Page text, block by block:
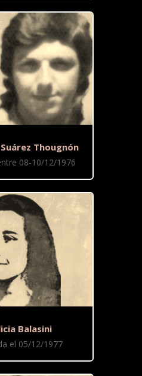
Thougnón
08-10/12/1976
Balasini
el 05/12/1977